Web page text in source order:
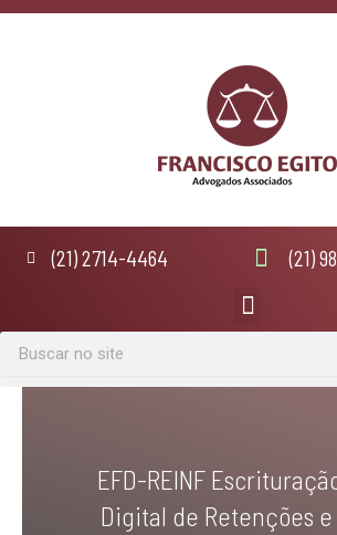
Ir
(21) 2714-4464 (21)
EFD-REINF
Digital de Retenções e